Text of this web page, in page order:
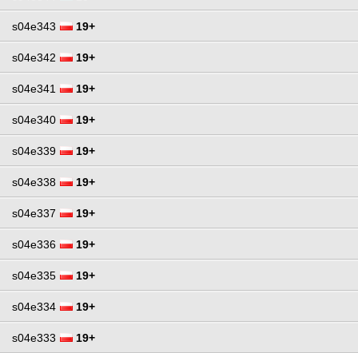
s04e343 19+
s04e342 19+
s04e341 19+
s04e340 19+
s04e339 19+
s04e338 19+
s04e337 19+
s04e336 19+
s04e335 19+
s04e334 19+
s04e333 19+